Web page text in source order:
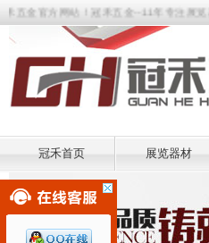
金官方网站！冠禾五金--11年专注展览器
冠禾首页 展览器材